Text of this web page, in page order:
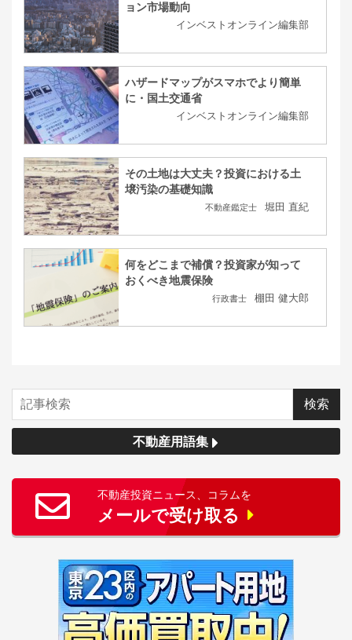
ョン市場動向
インベストオンライン編集部
ハザードマップがスマホでより簡単
に・国土交通省
インベストオンライン編集部
その土地は大丈夫？投資における土
壌汚染の基礎知識
不動産鑑定士 堀田 直紀
何をどこまで補償？投資家が知って
おくべき地震保険
行政書士 棚田 健大郎
不動産用語集
不動産投資ニュース、コラムを
メールで受け取る